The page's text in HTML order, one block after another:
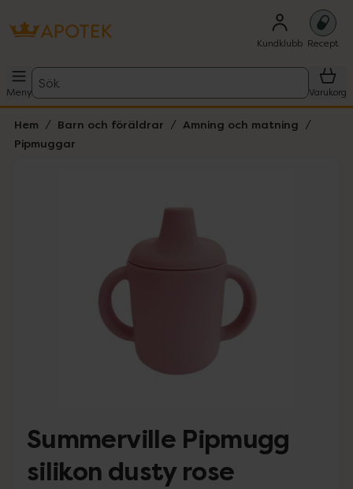
Kundklubb Recept
Meny
Sök
Varukorg
Hem Barn och föräldrar
Amning och matning
Pipmuggar
Summerville Pipmugg
silikon dusty rose